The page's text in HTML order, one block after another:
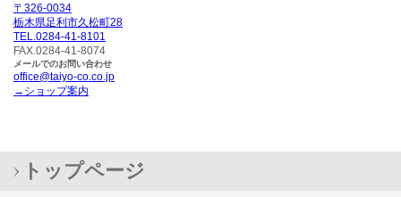
〒326-0034
栃木県足利市久松町28
TEL.0284-41-8101
FAX.0284-41-8074
メールでのお問い合わせ
office@taiyo-co.co.jp
→ショップ案内
トップページ